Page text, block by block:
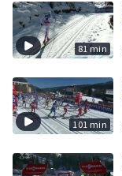
81 min
101 min